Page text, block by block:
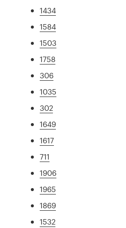
1434
1584
1503
1758
306
1035
302
1649
1617
711
1906
1965
1869
1532